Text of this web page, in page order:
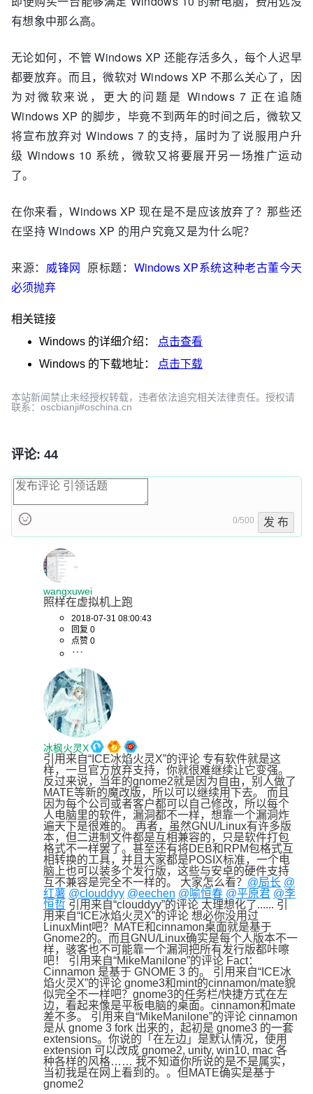
有想象中那么高。
无论如何，不管 Windows XP 还能存活多久，每个人迟早
都要放弃。而且，微软对 Windows XP 不那么关心了，因
为对微软来说，更大的问题是 Windows 7 正在追随
Windows XP 的脚步，毕竟不到两年的时间之后，微软又
将宣布放弃对 Windows 7 的支持，届时为了说服用户升
级 Windows 10 系统，微软又将要展开另一场推广运动
了。
在你来看，Windows XP 现在是不是应该放弃了？那些还
在坚持 Windows XP 的用户究竟又是为什么呢？
来源： 威锋网 原标题： Windows XP系统这种老古董今天
必须抛弃
相关链接
Windows 的详细介绍：
点击查看
Windows 的下载地址： 点击下载
本站新闻禁止未经授权转载，违者依法追究相关法律责任。授权请
联系：oscbianji#oschina.cn
评论: 44
0/500 发 布
wangxuwei
照样在虚拟机上跑
2018-07-31 08:00:43
回复 0
点赞 0
冰枫火灵X
引用来自“ICE冰焰火灵X”的评论 专有软件就是这
样，一旦官方放弃支持，你就很难继续让它变强。
反过来说，当年的gnome2就是因为自由，别人做了
MATE等新的魔改版，所以可以继续用下去。 而且
因为每个公司或者客户都可以自己修改，所以每个
人电脑里的软件，漏洞都不一样，想靠一个漏洞炸
遍天下是很难的。 再者，虽然GNU/Linux有许多版
本，但二进制文件都是互相兼容的，只是软件打包
格式不一样罢了。甚至还有将DEB和RPM包格式互
相转换的工具，并且大家都是POSIX标准，一个电
脑上也可以装多个发行版，这些与安卓的硬件支持
互不兼容是完全不一样的。 大家怎么看？ @局长 @
红薯 @clouddyy @eechen @喻恒春 @平原君 @李
恒哲 引用来自“clouddyy”的评论 太理想化了...... 引
用来自“ICE冰焰火灵X”的评论 想必你没用过
LinuxMint吧？MATE和cinnamon桌面就是基于
Gnome2的。而且GNU/Linux确实是每个人版本不一
样，骇客也不可能靠一个漏洞把所有发行版都咔嚓
吧！ 引用来自“MikeManilone”的评论 Fact：
Cinnamon 是基于 GNOME 3 的。 引用来自“ICE冰
焰火灵X”的评论 gnome3和mint的cinnamon/mate貌
似完全不一样吧？gnome3的任务栏/快捷方式在左
边，看起来像是平板电脑的桌面。cinnamon和mate
差不多。 引用来自“MikeManilone”的评论 cinnamon
是从 gnome 3 fork 出来的，起初是 gnome3 的一套
extensions。你说的「在左边」是默认情况，使用
extension 可以改成 gnome2, unity, win10, mac 各
种各样的风格…… 我不知道你所说的是不是属实，
当初我是在网上看到的。。但MATE确实是基于
gnome2